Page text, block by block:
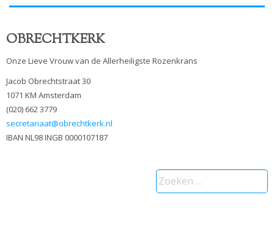
OBRECHTKERK
Onze Lieve Vrouw van de Allerheiligste Rozenkrans
Jacob Obrechtstraat 30
1071 KM Amsterdam
(020) 662 3779
secretariaat@obrechtkerk.nl
IBAN NL98 INGB 0000107187
Zoeken
naar: